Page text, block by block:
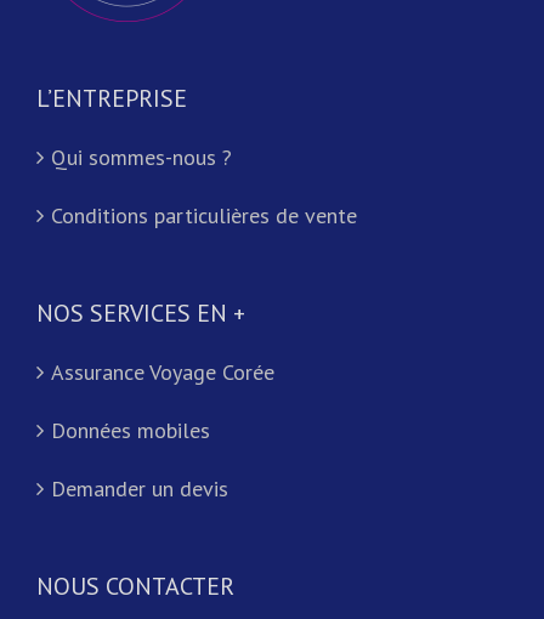
L’ENTREPRISE
Qui sommes-nous ?
Conditions particulières de vente
NOS SERVICES EN +
Assurance Voyage Corée
Données mobiles
Demander un devis
NOUS CONTACTER